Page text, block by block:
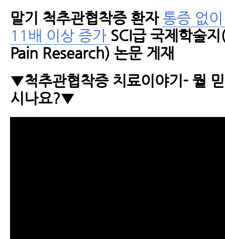
말기 척추관협착증 환자 통증 없
11배 이상 증가 SCI급 국제학술
Pain Research) 논문 게재
▼척추관협착증 치료이야기- 뭘
시나요?▼